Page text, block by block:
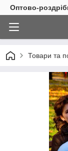
Оптово-
Товари та